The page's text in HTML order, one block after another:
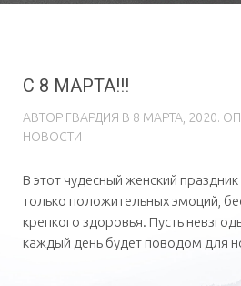
С 8 МАРТА!!!
АВТОР ГВAРДИЯ В 8 МАРТА, 2020.
НОВОСТИ
В этот чудесный женский
только положительных эмоций,
крепкого здоровья. Пусть
каждый день будет поводом для